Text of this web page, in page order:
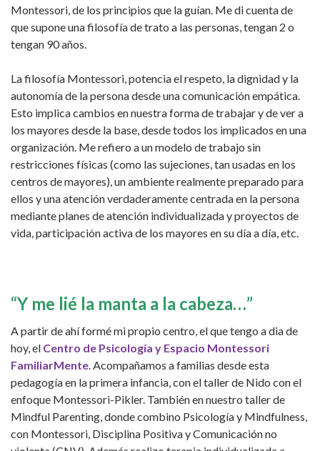
Montessori, de los principios que la guían. Me di cuenta de
que supone una filosofía de trato a las personas, tengan 2 o
tengan 90 años.
La filosofía Montessori, potencia el respeto, la dignidad y la
autonomía de la persona desde una comunicación empática.
Esto implica cambios en nuestra forma de trabajar y de ver a
los mayores desde la base, desde todos los implicados en una
organización. Me refiero a un modelo de trabajo sin
restricciones físicas (como las sujeciones, tan usadas en los
centros de mayores), un ambiente realmente preparado para
ellos y una atención verdaderamente centrada en la persona
mediante planes de atención individualizada y proyectos de
vida, participación activa de los mayores en su día a día, etc.
“Y me lié la manta a la cabeza…”
A partir de ahí formé mi propio centro, el que tengo a dia de
hoy, el Centro de Psicología y Espacio Montessori
FamiliarMente . Acompañamos a familias desde esta
pedagogía en la primera infancia, con el taller de Nido con el
enfoque Montessori-Pikler. También en nuestro taller de
Mindful Parenting, donde combino Psicología y Mindfulness,
con Montessori, Disciplina Positiva y Comunicación no